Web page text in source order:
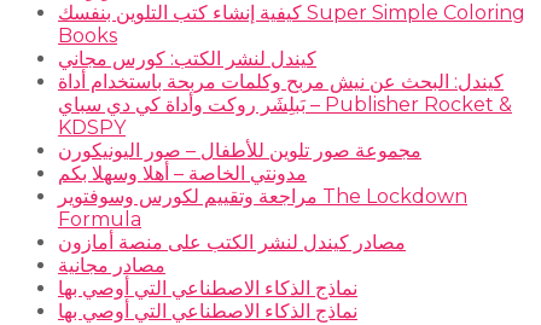
كيفية إنشاء كتب التلوين بنفسك Super Simple Coloring
Books
كيندل لنشر الكتب: كورس مجاني
كيندل: البحث عن نيش مربح وكلمات مربحة باستخدام أداة
بَبلِشَر روكت وأداة كي دي سباي – Publisher Rocket &
KDSPY
مجموعة صور تلوين للأطفال – صور اليونيكورن
مدونتي الخاصة – أهلا وسهلا بكم
مراجعة وتقييم لكورس وسوفتوير The Lockdown
Formula
مصادر كيندل لنشر الكتب على منصة أمازون
مصادر مجانية
نماذج الذكاء الاصطناعي التي أوصي بها
نماذج الذكاء الاصطناعي التي أوصي بها